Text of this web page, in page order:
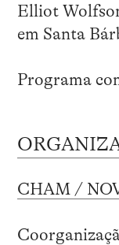
Elliot
em Santa
Programa
CHAM /